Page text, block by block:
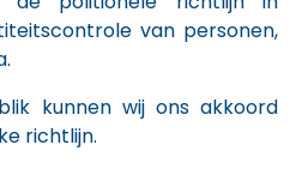
van personen,
kunnen wij ons akkoord
richtlijn.